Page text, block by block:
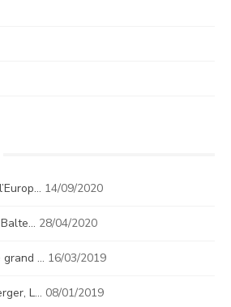
14/09/2020
Balte… 28/04/2020
grand … 16/03/2019
L… 08/01/2019